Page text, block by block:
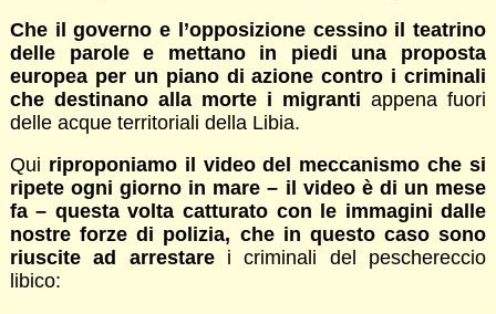
Che il governo e l’opposizione cessino il teatrino
delle parole e mettano in piedi una proposta
europea per un piano di azione contro i criminali
che destinano alla morte i migranti appena fuori
delle acque territoriali della Libia.
Qui riproponiamo il video del meccanismo che si
ripete ogni giorno in mare – il video è di un mese
fa – questa volta catturato con le immagini dalle
nostre forze di polizia, che in questo caso sono
riuscite ad arrestarei criminali del peschereccio
libico: